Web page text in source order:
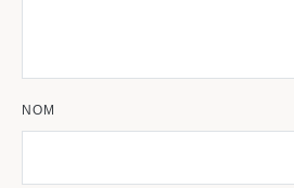
NOM